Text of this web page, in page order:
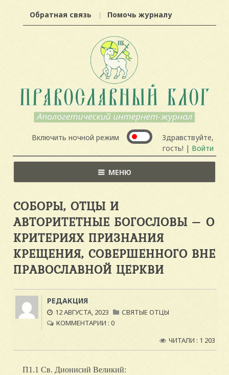
Обратная связь Помочь журналу
Включить ночной режим
Здравствуйте,
гость! | Войти
МЕНЮ
СОБОРЫ, ОТЦЫ И
АВТОРИТЕТНЫЕ БОГОСЛОВЫ – О
КРИТЕРИЯХ ПРИЗНАНИЯ
КРЕЩЕНИЯ, СОВЕРШЕННОГО ВНЕ
ПРАВОСЛАВНОЙ ЦЕРКВИ
РЕДАКЦИЯ
12 АВГУСТА, 2023
СВЯТЫЕ ОТЦЫ
КОММЕНТАРИИ : 0
ЧИТАЛИ : 1 203
П1.1 Св. Дионисий Великий: